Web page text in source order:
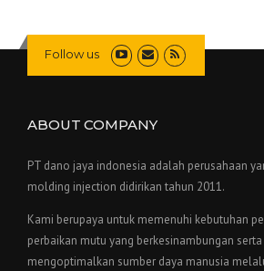
Follow us
ABOUT COMPANY
PT dano jaya indonesia adalah perusahaan
molding injection didirikan tahun 2011.
Kami berupaya untuk memenuhi kebutuhan
perbaikan mutu yang berkesinambungan
mengoptimalkan sumber daya manusia